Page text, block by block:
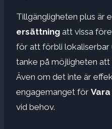
Tillgängligheten plus är
ersättning att vissa
för att förbli
tanke på möjligheten att
Även om det inte är
engagemanget för
vid behov.